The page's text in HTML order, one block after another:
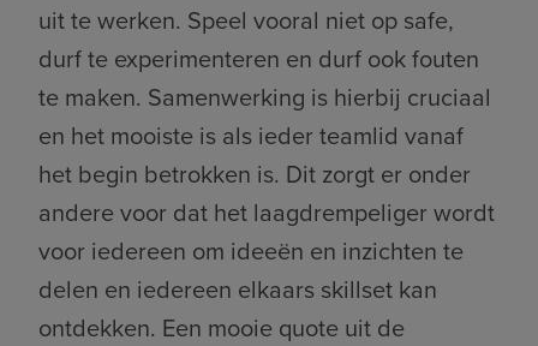
uit te werken. Speel vooral niet op safe,
durf te experimenteren en durf ook fouten
te maken. Samenwerking is hierbij cruciaal
en het mooiste is als ieder teamlid vanaf
het begin betrokken is. Dit zorgt er onder
andere voor dat het laagdrempeliger wordt
voor iedereen om ideeën en inzichten te
delen en iedereen elkaars skillset kan
ontdekken. Een mooie quote uit de